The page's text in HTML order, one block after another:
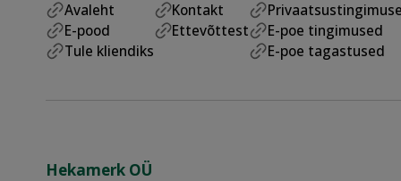
Avaleht
E-pood
Tule kliendiks
Kontakt
Ettevõttest
E-poe tingimused
E-poe tagastused
Hekamerk OÜ